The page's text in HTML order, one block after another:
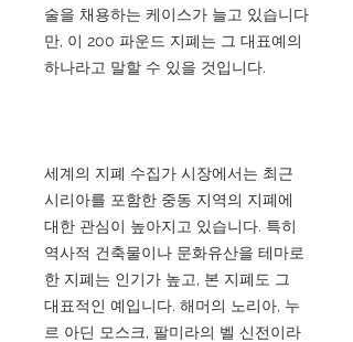
술을 채용하는 케이스가 늘고 있습니다
만, 이 200 파운드 지폐는 그 대표예의
하나라고 말할 수 있을 것입니다.
세계의 지폐 수집가 시장에서는 최근
시리아를 포함한 중동 지역의 지폐에
대한 관심이 높아지고 있습니다. 특히
역사적 건축물이나 문화유산을 테마로
한 지폐는 인기가 높고, 본 지폐도 그
대표적인 예입니다. 해머의 노리아, 누
르 아딘 모스크, 팔미라의 벨 신전이라